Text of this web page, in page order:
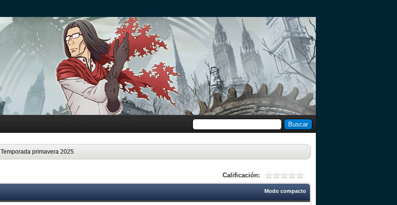
Temporada primavera 2025
Calificación:
Modo compacto